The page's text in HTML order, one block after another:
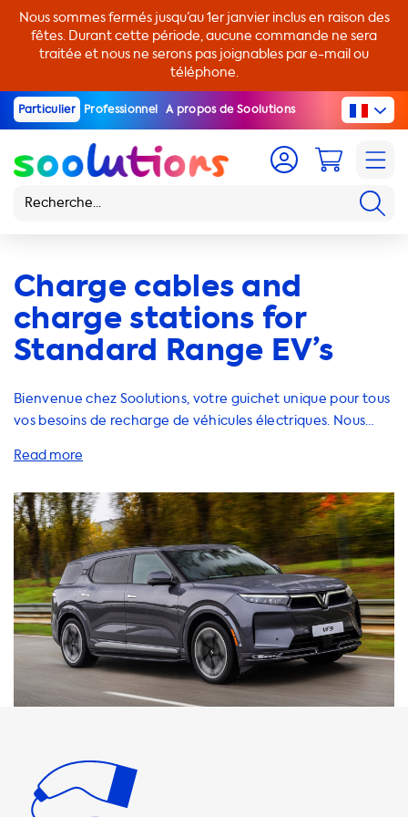
Nous sommes fermés jusqu’au 1er janvier inclus en raison des
fêtes. Durant cette période, aucune commande ne sera
traitée et nous ne serons pas joignables par e-mail ou
téléphone.
Particulier Professionnel A propos de Soolutions
Charge cables and
charge stations for
Standard Range EV’s
Bienvenue chez Soolutions, votre guichet unique pour tous
vos besoins de recharge de véhicules électriques. Nous
votre VinFast VF 9, y compris des stations de recharge à
accessoires. Il est important de noter que la vitesse de
charge maximale sur les stations de recharge AC est de 22
kW pour votre VF 9. Cela signifie que la voiture ne pourra
jamais charger plus vite que cela sur les stations de
recharge AC. Nous recommandons donc des produits dont
la vitesse de charge est égale à la vitesse de charge
maximale de votre voiture. Il est important de noter que la
recharge plus rapide n'est possible qu'avec des véhicules
disposant d'un chargeur embarqué capable de charger
plus rapidement. Chez Soolutions, nous proposons des
proposons des stations de recharge à domicile de haute
qualité qui vous permettront de recharger votre voiture